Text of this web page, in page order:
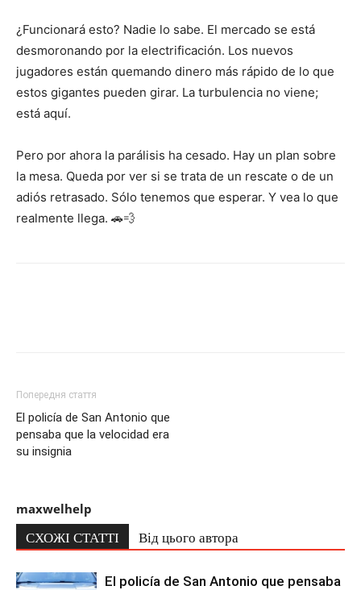
¿Funcionará esto? Nadie lo sabe. El mercado se está
desmoronando por la electrificación. Los nuevos
jugadores están quemando dinero más rápido de lo que
estos gigantes pueden girar. La turbulencia no viene;
está aquí.
Pero por ahora la parálisis ha cesado. Hay un plan sobre
la mesa. Queda por ver si se trata de un rescate o de un
adiós retrasado. Sólo tenemos que esperar. Y vea lo que
realmente llega. 🚗💨
Попередня стаття
El policía de San Antonio que
pensaba que la velocidad era
su insignia
maxwelhelp
СХОЖІ СТАТТІ Від цього автора
El policía de San Antonio que pensaba